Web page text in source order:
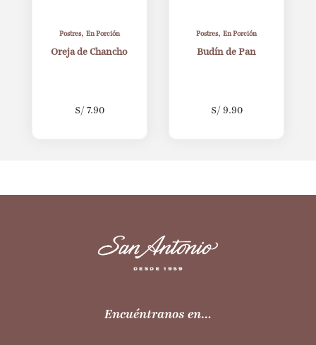
Postres, En Porción
Oreja de Chancho
S/ 7.90
Postres,En Porción
Budín de Pan
S/ 9.90
Encuéntranos en…